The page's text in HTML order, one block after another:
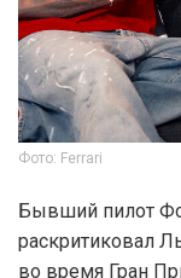
Фото: Ferrari
Бывший пилот
раскритиковал
во время Гран